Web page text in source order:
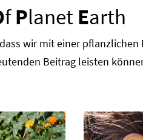
fPlanet Earth
wir mit einer
Beitrag leisten